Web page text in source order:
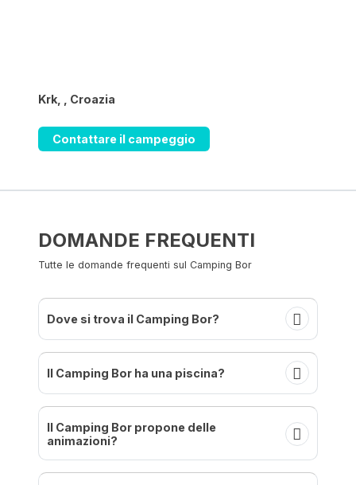
Krk, , Croazia
Contattare il campeggio
DOMANDE FREQUENTI
Tutte le domande frequenti sul Camping Bor
Dove si trova il Camping Bor?
Il Camping Bor ha una piscina?
Il Camping Bor propone delle
animazioni?